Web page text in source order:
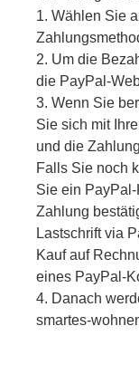
1. Wählen Sie
2. Um die
die PayPal-
3. Wenn Sie
Sie sich mit
und die
Falls Sie noch
Sie ein
Zahlung
Lastschrift via
Kauf auf
eines PayPal-
4. Danach
smartes-